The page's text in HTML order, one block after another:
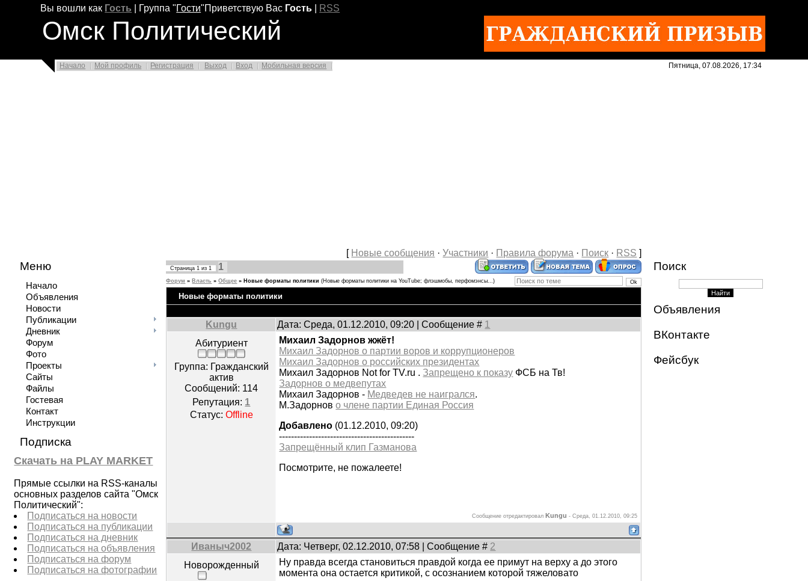
Вы вошли как Гость Группа "Гости"Приветствую Вас Гость RSS
Омск Политический
Начало Мой профиль Регистрация Выход Вход Мобильная версия Пятница, 07.08.2026, 17:34
Меню
Начало
Объявления
Новости
Публикации
Дневник
Форум
Фото
Проекты
Сайты
Файлы
Гостевая
Контакт
Инструкции
Подписка
Скачать на PLAY MARKET
Прямые ссылки на RSS-каналы
основных разделов сайта "Омск
Политический":
Подписаться на новости
Подписаться на публикации
Подписаться на дневник
Подписаться на объявления
Подписаться на форум
Подписаться на фотографии
[ Новые сообщения ·Участники · Правила форума · Поиск · RSS ]
Страница1 из1 1
Форум » Власть » Общее » Новые форматы политики (Новые форматы политики на YouTube; флэшмобы, перфомэнсы...)
Новые форматы политики
Kungu Дата: Среда, 01.12.2010, 09:20 | Сообщение # 1
Абитуриент
Группа: Гражданский
актив
Сообщений: 114
Репутация: 1
Статус: Offline
Михаил Задорнов жжёт!
Михаил Задорнов о партии воров и коррупционеров
Михаил Задорнов о российских президентах
Михаил Задорнов Not for TV.ru . Запрещено к показу ФСБ на Тв!
Задорнов о медвепутах
Михаил Задорнов - Медведев не наигрался.
М.Задорново члене партии Единая Россия
Добавлено (01.12.2010, 09:20)
---------------------------------------------
Запрещённый клип Газманова
Посмотрите, не пожалеете!
Сообщение отредактировал Kungu -Среда, 01.12.2010, 09:25
Иваныч2002 Дата: Четверг, 02.12.2010, 07:58 | Сообщение # 2
Новорожденный
Ну правда всегда становиться правдой когда ее примут на верху а до этого
момента она остается критикой, с осознанием которой тяжеловато
Поиск
Объявления
ВКонтакте
Фейсбук